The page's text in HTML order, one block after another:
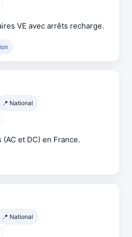
VE avec arrêts recharge.
📍 National
et DC) en France.
📍 National